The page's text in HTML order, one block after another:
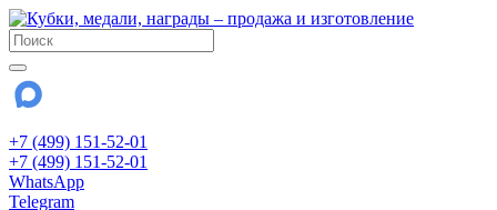
+7 (499) 151-52-01
+7 (499) 151-52-01
WhatsApp
Telegram